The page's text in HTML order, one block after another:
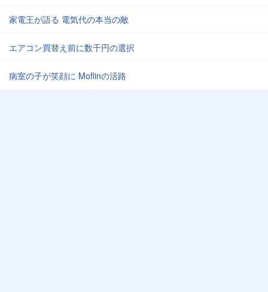
家電王が語る 電気代の本当の敵
エアコン買替え前に数千円の選択
病室の子が笑顔に Moflinの活路